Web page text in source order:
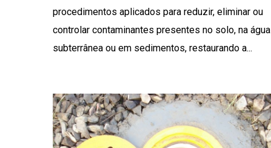
procedimentos aplicados para reduzir, eliminar ou
controlar contaminantes presentes no solo, na água
subterrânea ou em sedimentos, restaurando a...